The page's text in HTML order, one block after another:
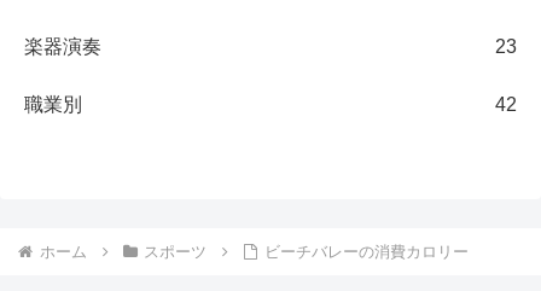
楽器演奏 23
職業別 42
ホーム スポーツ ビーチバレーの消費カロリー